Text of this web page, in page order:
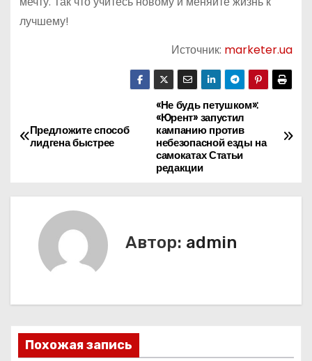
лучшему!
Источник: marketer.ua
а
и
я
«Не будь петушком»:
«Юрент» запустил
кампанию против
небезопасной езды на
самокатах Статьи
редакции
Предложите способ
лидгена быстрее
Автор: admin
Похожая запись